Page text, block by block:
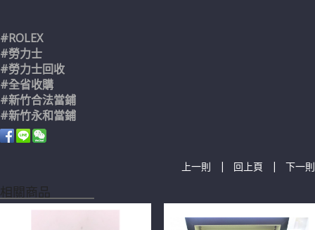
#ROLEX
#勞力士
#勞力士回收
#全省收購
#新竹合法當鋪
#新竹永和當鋪
上一則 | 回上頁 | 下一則
相關商品